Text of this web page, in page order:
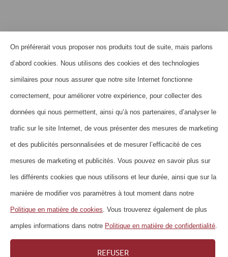
HOME
QUI SOMMES-NOUS?
CONTACT
FOIRE AUX QUESTIONS
NEWSLETTER
MENTIONS LÉGALES
DÉCLARATION DE PROTECTION DES
On préférerait vous proposer nos produits tout de suite, mais parlons
d’abord cookies. Nous utilisons des cookies et des technologies
similaires pour nous assurer que notre site Internet fonctionne
correctement, pour améliorer votre expérience, pour collecter des
données qui nous permettent, ainsi qu’à nos partenaires, d’analyser le
trafic sur le site Internet, de vous présenter des mesures de marketing
et des publicités personnalisées et de mesurer l’efficacité de ces
mesures de marketing et publicités. Vous pouvez en savoir plus sur
les différents cookies que nous utilisons et leur durée, ainsi que sur la
manière de modifier vos paramètres à tout moment dans notre
Politique en matière de cookies. Vous trouverez également de plus
amples informations dans notre Politique en matière de confidentialité.
REFUSER